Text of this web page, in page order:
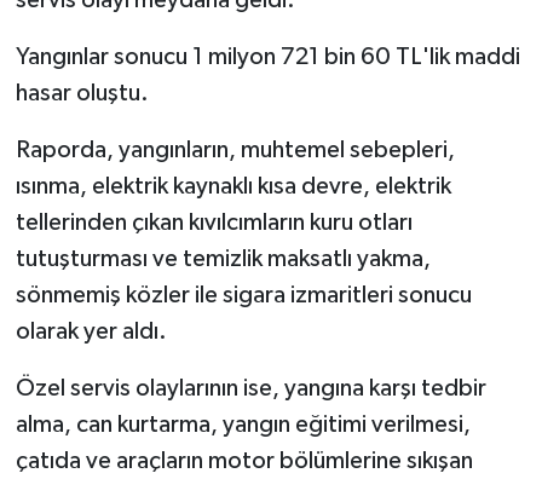
Yangınlar sonucu 1 milyon 721 bin 60 TL'lik maddi
hasar oluştu.
Raporda, yangınların, muhtemel sebepleri,
ısınma, elektrik kaynaklı kısa devre, elektrik
tellerinden çıkan kıvılcımların kuru otları
tutuşturması ve temizlik maksatlı yakma,
sönmemiş közler ile sigara izmaritleri sonucu
olarak yer aldı.
Özel servis olaylarının ise, yangına karşı tedbir
alma, can kurtarma, yangın eğitimi verilmesi,
çatıda ve araçların motor bölümlerine sıkışan
GÜNEY KIBRIS
İÇ HABERLER
LAPTA
LEFKOŞA
MAGAZİN
Nöbetçi Eczaneler